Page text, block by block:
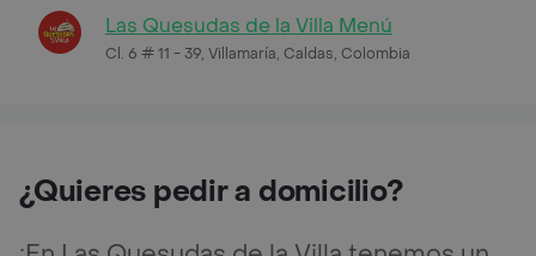
Las Quesudas de la Villa Menú
Cl. 6 # 11 - 39, Villamaría, Caldas, Colombia
¿Quieres pedir a domicilio?